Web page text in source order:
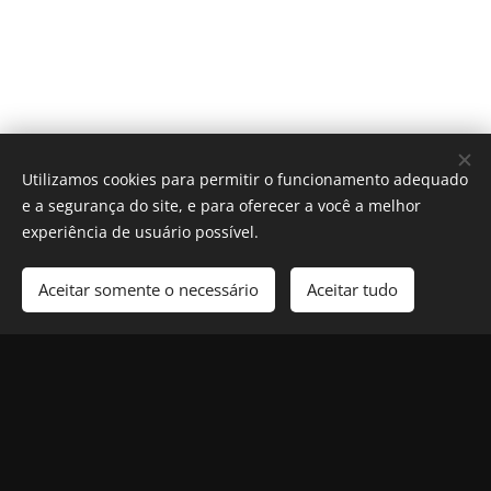
Cookies
Utilizamos cookies para permitir o funcionamento adequado
e a segurança do site, e para oferecer a você a melhor
experiência de usuário possível.
Aceitar somente o necessário Aceitar tudo